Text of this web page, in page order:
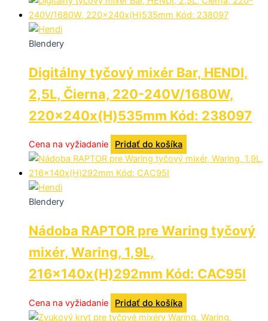
Blendery
Digitálny tyčový mixér Bar, HENDI,
2,5L, Čierna, 220-240V/1680W,
220x240x(H)535mm Kód: 238097
Cena na vyžiadanie Pridať do košíka
Blendery
Nádoba RAPTOR pre Waring tyčový
mixér, Waring, 1,9L,
216x140x(H)292mm Kód: CAC95I
Cena na vyžiadanie Pridať do košíka